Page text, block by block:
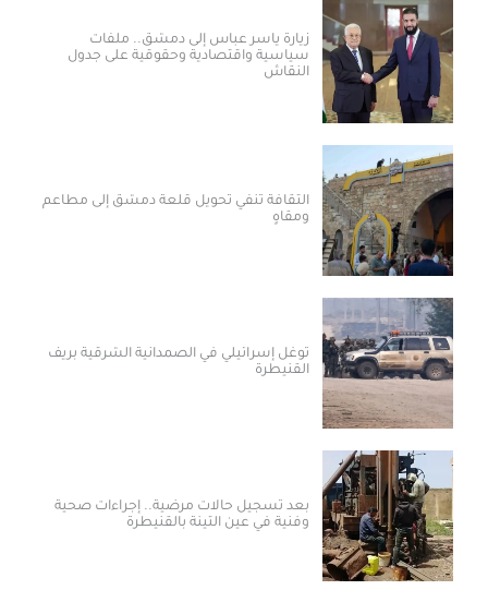
زيارة ياسر عباس إلى دمشق.. ملفات
سياسية واقتصادية وحقوقية على جدول
النقاش
الثقافة تنفي تحويل قلعة دمشق إلى مطاعم
ومقاهٍ
توغل إسرائيلي في الصمدانية الشرقية بريف
القنيطرة
بعد تسجيل حالات مرضية.. إجراءات صحية
وفنية في عين التينة بالقنيطرة